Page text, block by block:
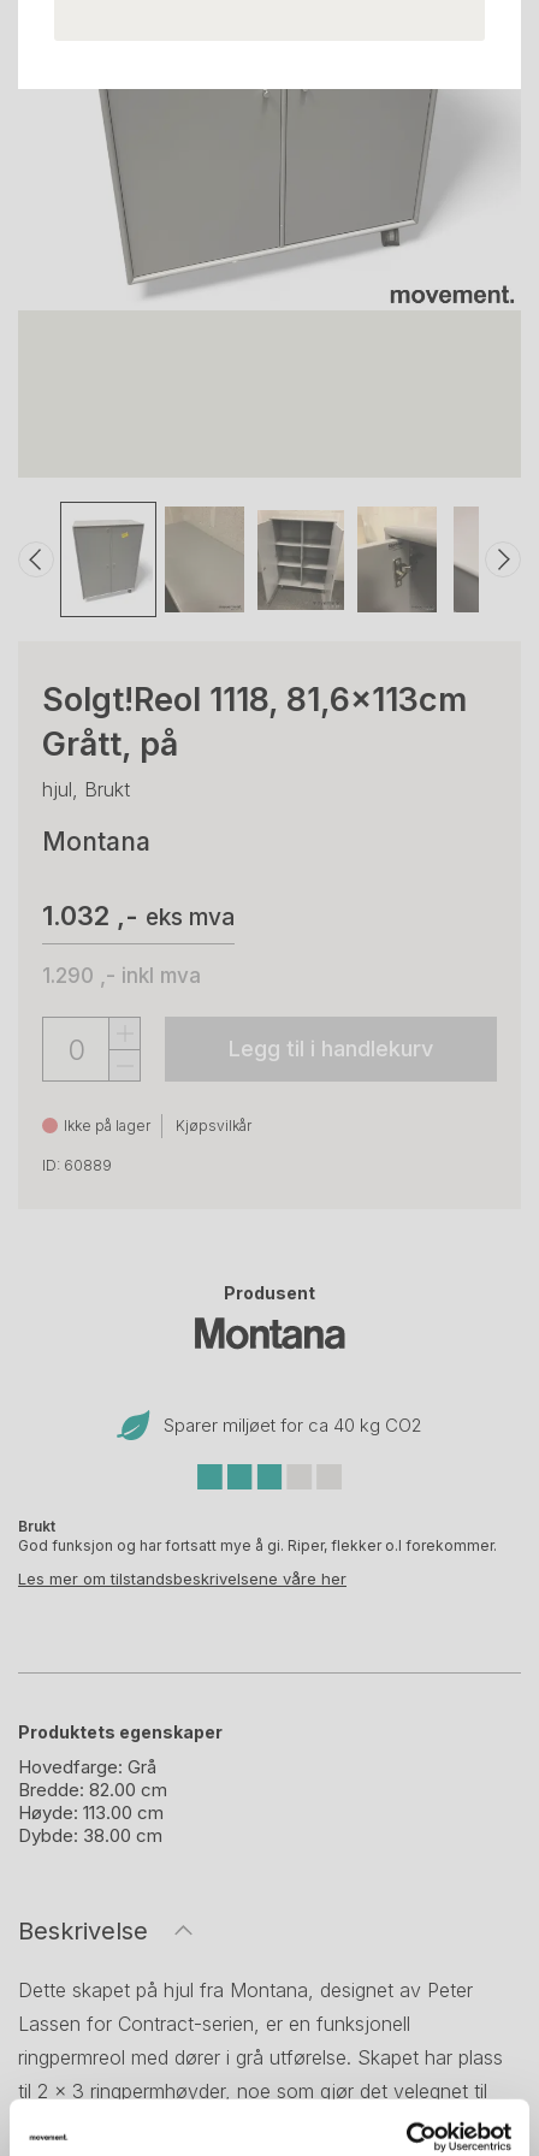
Solgt!Reol 1118, 81,6x113cm
Grått, på
hjul, Brukt
Montana
1.032 ,- eks mva
1.290 ,- inkl mva
Legg til i handlekurv
Ikke på lager Kjøpsvilkår
ID: 60889
Produsent
Sparer miljøet for ca 40 kg CO2
Brukt
God funksjon og har fortsatt mye å gi. Riper, flekker o.l forekommer.
Les mer om tilstandsbeskrivelsene våre her
Produktets egenskaper
Hovedfarge: Grå
Bredde: 82.00 cm
Høyde: 113.00 cm
Dybde: 38.00 cm
Beskrivelse
Dette skapet på hjul fra Montana, designet av Peter
Lassen for Contract-serien, er en funksjonell
ringpermreol med dører i grå utførelse. Skapet har plass
til 2 × 3 ringpermhøyder, noe som gjør det velegnet til
kontoroppbevaring av dokumenter og mapper. Dørene gir